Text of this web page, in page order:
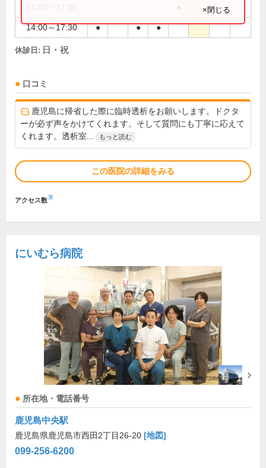
14:00～17:30 ● ● ●
×閉じる
休診日: 日・祝
口コミ
鹿児島に帰省した際に臨時透析をお願いします。ドクタ
ーが必ず声をかけてくれます。そして質問にも丁寧に応えて
くれます。透析室...
もっと読む
この医院の詳細をみる
アクセス数※
にいむら病院
所在地・電話番号
鹿児島中央駅
鹿児島県鹿児島市西田2丁目26-20 [地図]
099-256-6200